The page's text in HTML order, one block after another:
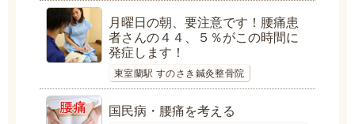
月曜日の朝、要注意です！腰痛患
者さんの４４、５％がこの時間に
発症します！
東室蘭駅 すのさき鍼灸整骨院
国民病・腰痛を考える